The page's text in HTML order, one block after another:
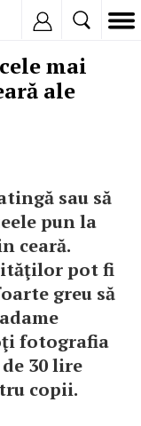
mai
ale
sau să
pun la
ceară.
pot fi
greu să
fotografia
30 lire
copii.